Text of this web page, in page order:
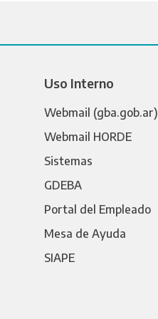
Uso Interno
Webmail (gba.gob.ar)
Webmail HORDE
Sistemas
GDEBA
Portal del Empleado
Mesa de Ayuda
SIAPE